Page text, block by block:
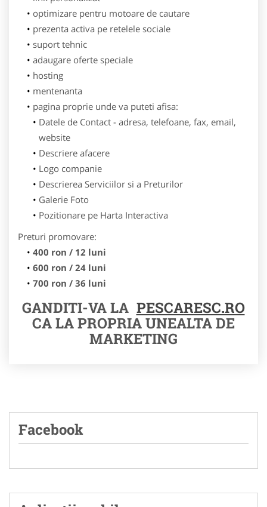
optimizare pentru motoare de cautare
prezenta activa pe retelele sociale
suport tehnic
adaugare oferte speciale
hosting
mentenanta
pagina proprie unde va puteti afisa:
Datele de Contact - adresa, telefoane, fax, email,
website
Descriere afacere
Logo companie
Descrierea Serviciilor si a Preturilor
Galerie Foto
Pozitionare pe Harta Interactiva
Preturi promovare:
400 ron / 12 luni
600 ron / 24 luni
700 ron / 36 luni
GANDITI-VA LA PESCARESC.RO
CA LA PROPRIA UNEALTA DE
MARKETING
Facebook